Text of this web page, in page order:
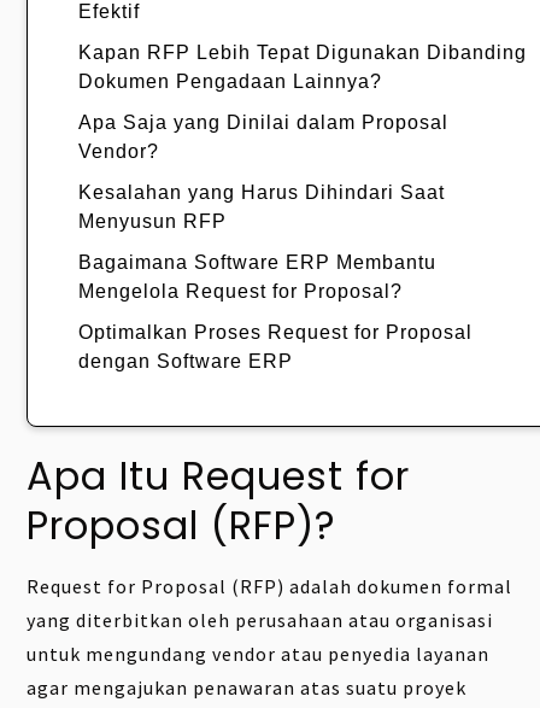
Efektif
Kapan RFP Lebih Tepat Digunakan Dibanding
Dokumen Pengadaan Lainnya?
Apa Saja yang Dinilai dalam Proposal
Vendor?
Kesalahan yang Harus Dihindari Saat
Menyusun RFP
Bagaimana Software ERP Membantu
Mengelola Request for Proposal?
Optimalkan Proses Request for Proposal
dengan Software ERP
Apa Itu Request for
Proposal (RFP)?
Request for Proposal (RFP) adalah dokumen formal
yang diterbitkan oleh perusahaan atau organisasi
untuk mengundang vendor atau penyedia layanan
agar mengajukan penawaran atas suatu proyek